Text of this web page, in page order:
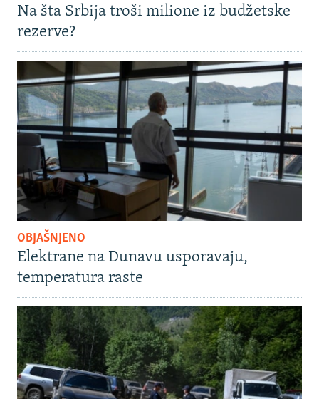
Na šta Srbija troši milione iz budžetske
rezerve?
OBJAŠNJENO
Elektrane na Dunavu usporavaju,
temperatura raste